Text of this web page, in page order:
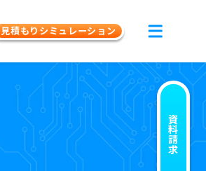
見積もりシミュレーション
資料請求